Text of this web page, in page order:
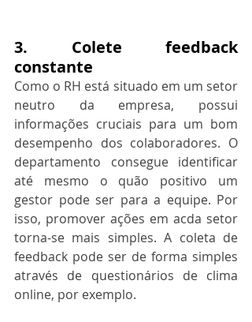
3. Colete feedback
constante
Como o RH está situado em um setor
neutro da empresa, possui
informações cruciais para um bom
desempenho dos colaboradores. O
departamento consegue identificar
até mesmo o quão positivo um
gestor pode ser para a equipe. Por
isso, promover ações em acda setor
torna-se mais simples. A coleta de
feedback pode ser de forma simples
através de questionários de clima
online, por exemplo.